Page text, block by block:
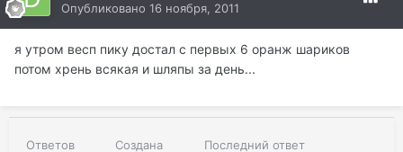
Опубликовано 16 ноября, 2011
я утром весп пику достал с первых 6 оранж шариков
потом хрень всякая и шляпы за день...
Ответов Создана Последний ответ